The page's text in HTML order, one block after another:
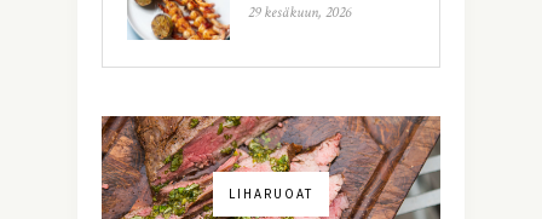
29 kesäkuun, 2026
LIHARUOAT